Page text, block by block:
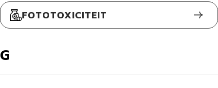
FOTOTOXICITEIT
G